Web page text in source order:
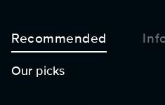
Recommended
Our picks